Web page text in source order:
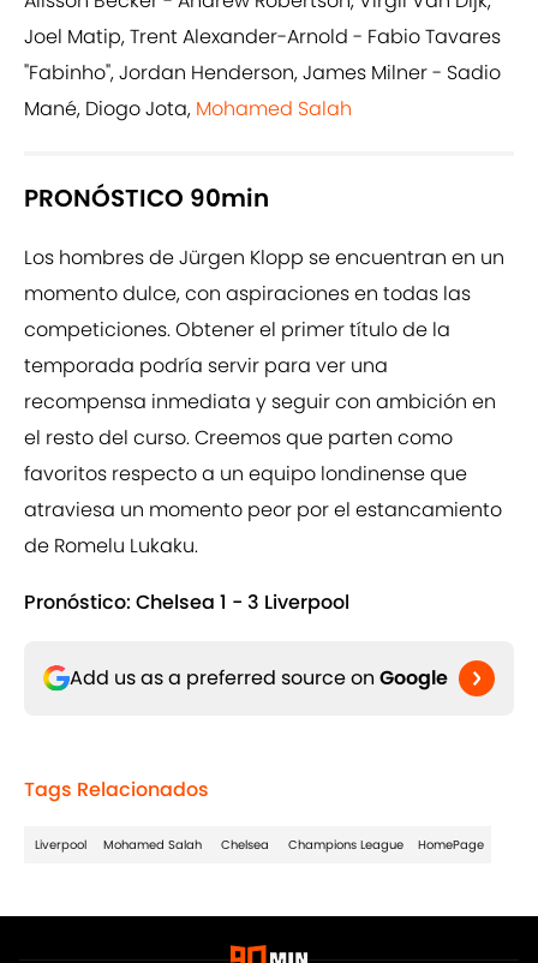
Joel Matip, Trent Alexander-Arnold - Fabio Tavares
"Fabinho", Jordan Henderson, James Milner - Sadio
Mané, Diogo Jota, Mohamed Salah
PRONÓSTICO 90min
Los hombres de Jürgen Klopp se encuentran en un
momento dulce, con aspiraciones en todas las
competiciones. Obtener el primer título de la
temporada podría servir para ver una
recompensa inmediata y seguir con ambición en
el resto del curso. Creemos que parten como
favoritos respecto a un equipo londinense que
atraviesa un momento peor por el estancamiento
de Romelu Lukaku.
Pronóstico: Chelsea 1 - 3 Liverpool
Add us as a preferred source on Google
Tags Relacionados
Liverpool Mohamed Salah Chelsea Champions League HomePage